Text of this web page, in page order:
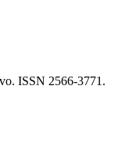
ISSN 2566-3771.